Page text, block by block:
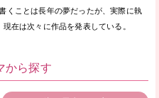
くことは長年の夢だったが、実際に執
在は次々に作品を発表している。
から探す